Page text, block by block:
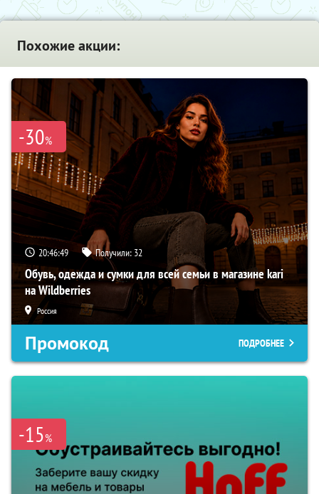
Похожие акции:
-30%
20:46:48 Получили: 32
Обувь, одежда и сумки для всей семьи в магазине kari
на Wildberries
Россия
Промокод ПОДРОБНЕЕ
-15%